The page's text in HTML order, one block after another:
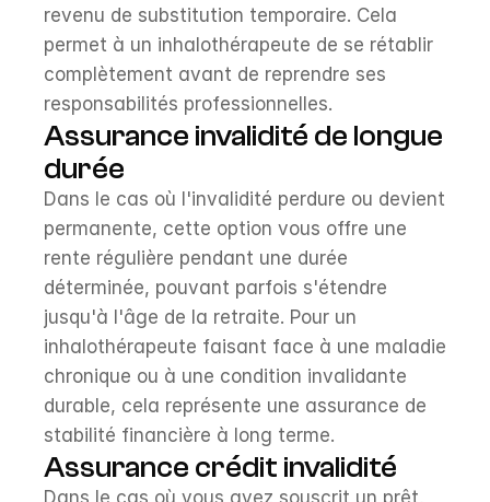
revenu de substitution temporaire. Cela
permet à un inhalothérapeute de se rétablir
complètement avant de reprendre ses
responsabilités professionnelles.
Assurance invalidité de longue
durée
Dans le cas où l'invalidité perdure ou devient
permanente, cette option vous offre une
rente régulière pendant une durée
déterminée, pouvant parfois s'étendre
jusqu'à l'âge de la retraite. Pour un
inhalothérapeute faisant face à une maladie
chronique ou à une condition invalidante
durable, cela représente une assurance de
stabilité financière à long terme.
Assurance crédit invalidité
Dans le cas où vous avez souscrit un prêt,